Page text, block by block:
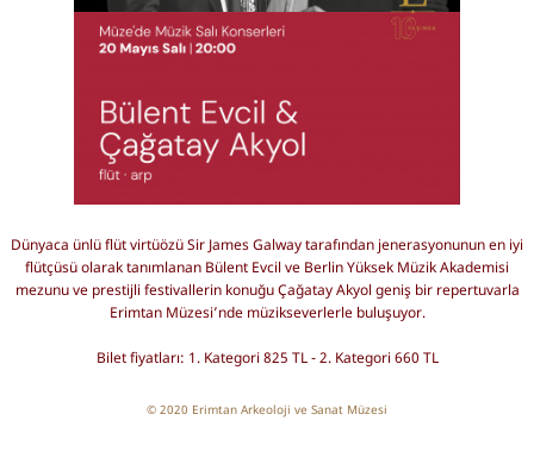
Dünyaca ünlü flüt virtüözüSir JamesGalwaytarafından jenerasyonununen iyi
flütçüsü olarak tanımlanan Bülent Evcil ve Berlin Yüksek Müzik Akademisi
mezunu ve prestijli festivallerin konuğu Çağatay Akyol geniş bir repertuvarla
Erimtan Müzesi’nde müzikseverlerle buluşuyor.
Bilet fiyatları: 1. Kategori 825 TL - 2. Kategori 660 TL
© 2020 Erimtan Arkeoloji ve Sanat Müzesi